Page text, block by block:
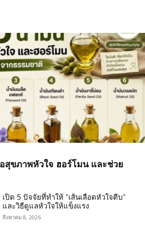
สุขภาพหัวใจ ฮอร์โมน และช่วย
เปิด 5 ปัจจัยที่ทำให้ “เส้นเลือดหัวใจตีบ”
และวิธีดูแลหัวใจให้แข็งแรง
สิงหาคม 8, 2026